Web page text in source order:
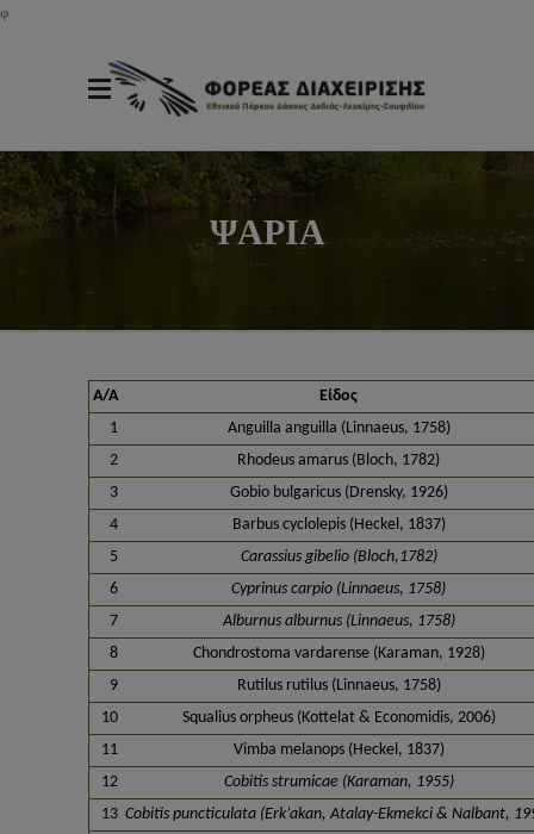
φ
ΨΑΡΙΑ
A/A
Είδος
1
Anguilla anguilla (Linnaeus, 1758)
2
Rhodeus amarus (Bloch, 1782)
3
Gobio bulgaricus (Drensky, 1926)
4
Barbus cyclolepis (Heckel, 1837)
5
Carassius gibelio (Bloch,1782)
6
Cyprinus carpio (Linnaeus, 1758)
7
Alburnus alburnus (Linnaeus, 1758)
8
Chondrostoma vardarense (Karaman, 1928)
9
Rutilus rutilus (Linnaeus, 1758)
10
Squalius orpheus (Kottelat & Economidis, 2006)
11
Vimba melanops (Heckel, 1837)
12
Cobitis strumicae (Karaman, 1955)
13 Cobitis puncticulata (Erk’akan, Atalay-Ekmekci & Nalbant,